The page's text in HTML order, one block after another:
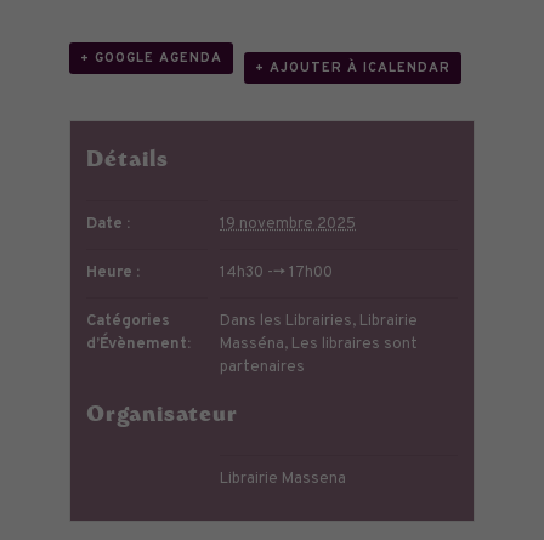
+ GOOGLE AGENDA
+ AJOUTER À ICALENDAR
Détails
Date : 19 novembre 2025
Heure : 14h30 --> 17h00
Catégories
d’Évènement:
Dans les Librairies, Librairie
Masséna, Les libraires sont
partenaires
Organisateur
Librairie Massena